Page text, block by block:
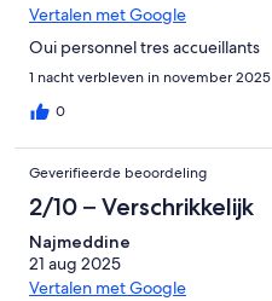
Vertalen met Google
Oui personnel tres accueillants
1 nacht verbleven in november 2025
0
Geverifieerde beoordeling
2/10 – Verschrikkelijk
Najmeddine
21 aug 2025
Vertalen met Google